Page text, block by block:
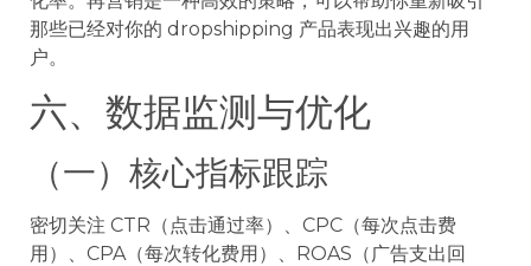
那些已经对你的 dropshipping 产品表现出兴趣的用
户。
六、数据监测与优化
（一）核心指标跟踪
密切关注 CTR（点击通过率）、CPC（每次点击费
用）、CPA（每次转化费用）、ROAS（广告支出回